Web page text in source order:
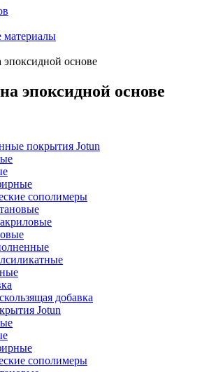
основе
эпоксидной основе
покрытия Jotun
сополимеры
добавка
Jotun
сополимеры